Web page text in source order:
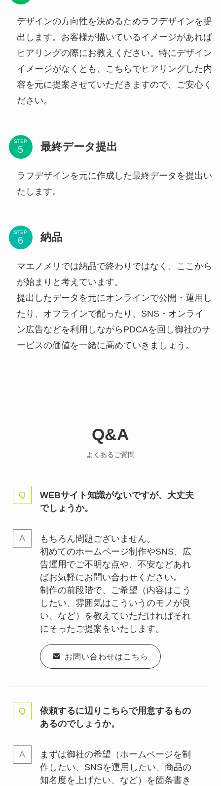
デザインの方向性を決めるためラフデザインを提
出します。お客様が描いているイメージがあれば
ヒアリングの際にお教えください。特にデザイン
イメージがなくとも、こちらでヒアリングした内
容を元に提案させていただきますので、ご安心く
ださい。
STEP 最終データ提出
ラフデザインを元に作成した最終データを提出い
たします。
STEP 納品
マエノメリでは納品で終わりではなく、ここから
が始まりと考えています。
提出したデータを元にオンラインで公開・運用し
たり、オフラインで配ったり、SNS・オンライ
ン広告などを利用しながらPDCAを回し御社のサ
ービスの価値を一緒に高めていきましょう。
Q&A
よくあるご質問
WEBサイト知識がないですが、大丈夫
でしょうか。
もちろん問題ございません。
初めてのホームページ制作やSNS、広
告運用でご不明な点や、不安などあれ
ばお気軽にお問い合わせください。
制作の前段階で、ご希望（内容はこう
したい、雰囲気はこういうのモノが良
い、など）を教えていただければそれ
にそったご提案をいたします。
お問い合わせはこちら
依頼するに辺りこちらで用意するもの
あるのでしょうか。
まずは御社の希望（ホームページを制
作したい、SNSを運用したい、商品の
知名度を上げたい、など）を箇条書き